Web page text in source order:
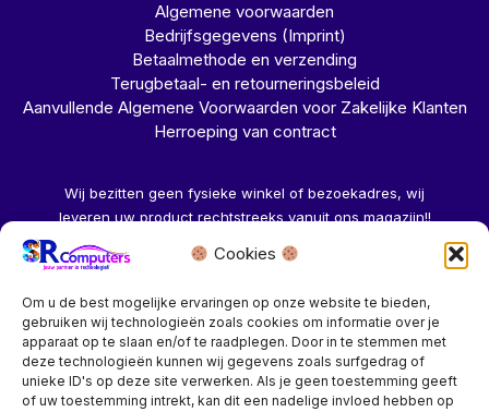
Cookies
Om u de best mogelijke ervaringen op onze website te bieden,
gebruiken wij technologieën zoals cookies om informatie over je
apparaat op te slaan en/of te raadplegen. Door in te stemmen met
deze technologieën kunnen wij gegevens zoals surfgedrag of
unieke ID's op deze site verwerken. Als je geen toestemming geeft
of uw toestemming intrekt, kan dit een nadelige invloed hebben op
Algemene voorwaarden
Bedrijfsgegevens (Imprint)
Betaalmethode en verzending
Terugbetaal- en retourneringsbeleid
Aanvullende Algemene Voorwaarden voor Zakelijke Klanten
Herroeping van contract
Wij bezitten geen fysieke winkel of bezoekadres, wij
leveren uw product rechtstreeks vanuit ons magazijn!!
Herroeping aanvragen →
Bedrijf? vraag een account aan voor speciale prijzen!